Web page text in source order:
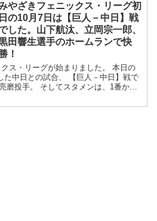
やざきフェニックス・リーグ初
日の10月7日は【巨人－中日】戦
した。山下航汰、立岡宗一郎、
田響生選手のホームランで快
！
ス・リーグが始まりました。 本日の
た中日との試合、 【巨人－中日】戦で
磨投手。 そしてスタメンは、1番か